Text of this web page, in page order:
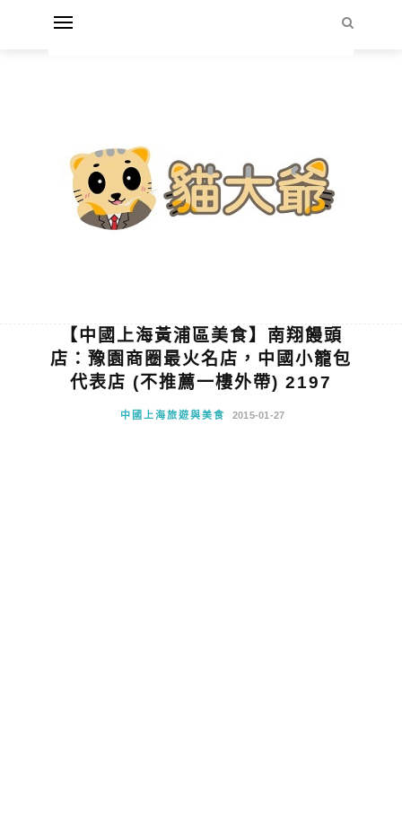
【中國上海黃浦區美食】南翔饅頭
店：豫園商圈最火名店，中國小籠包
代表店 (不推薦一樓外帶) 2197
中國上海旅遊與美食 2015-01-27